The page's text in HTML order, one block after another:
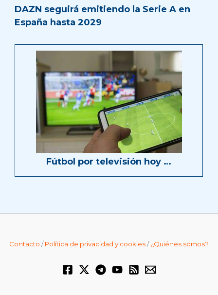
DAZN seguirá emitiendo la Serie A en
España hasta 2029
Fútbol por televisión hoy …
Contacto /Política de privacidad y cookies/¿Quiénes somos?